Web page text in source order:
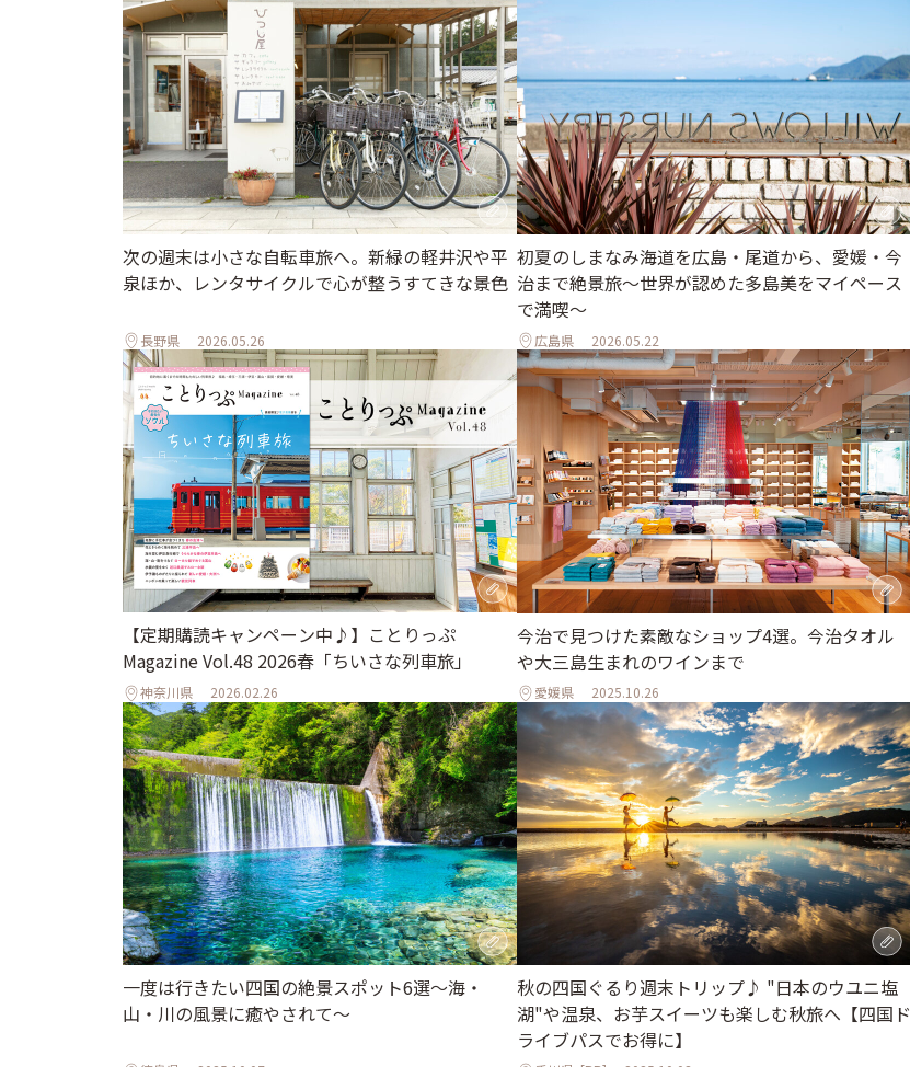
次の週末は小さな自転車旅へ。新緑の軽井沢や平
泉ほか、レンタサイクルで心が整うすてきな景色
長野県 2026.05.26
初夏のしまなみ海道を広島・尾道から、愛媛・今
治まで絶景旅〜世界が認めた多島美をマイペース
で満喫〜
広島県 2026.05.22
【定期購読キャンペーン中♪】ことりっぷ
Magazine Vol.48 2026春「ちいさな列車旅」
神奈川県 2026.02.26
今治で見つけた素敵なショップ4選。今治タオル
や大三島生まれのワインまで
愛媛県 2025.10.26
一度は行きたい四国の絶景スポット6選〜海・
山・川の風景に癒やされて〜
秋の四国ぐるり週末トリップ♪ "日本のウユニ塩
湖"や温泉、お芋スイーツも楽しむ秋旅へ【四国ド
ライブパスでお得に】